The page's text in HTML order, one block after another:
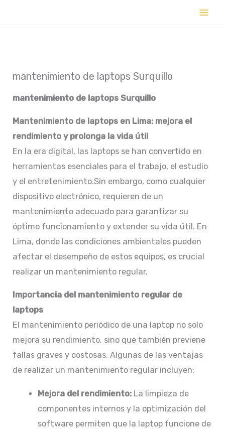
mantenimiento de laptops Surquillo
mantenimiento de laptopsSurquillo
Mantenimiento de laptops en Lima: mejora el
rendimiento y prolonga la vida útil
En la era digital, las laptops se han convertido en
herramientas esenciales para el trabajo, el estudio
y el entretenimiento.Sin embargo, como cualquier
dispositivo electrónico, requieren de un
mantenimiento adecuado para garantizar su
óptimo funcionamiento y extender su vida útil. En
Lima, donde las condiciones ambientales pueden
afectar el desempeño de estos equipos, es crucial
realizar un mantenimiento regular.​
Importancia del mantenimiento regular de
laptops
El mantenimiento periódico de una laptop no solo
mejora su rendimiento, sino que también previene
fallas graves y costosas. Algunas de las ventajas
de realizar un mantenimiento regular incluyen:
Mejora del rendimiento:La limpieza de
componentes internos y la optimización del
software permiten que la laptop funcione de